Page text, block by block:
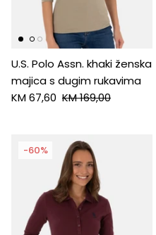
U.S. Polo Assn. khaki ženska
majica s dugim rukavima
KM 67,60 KM 169,00
-60%